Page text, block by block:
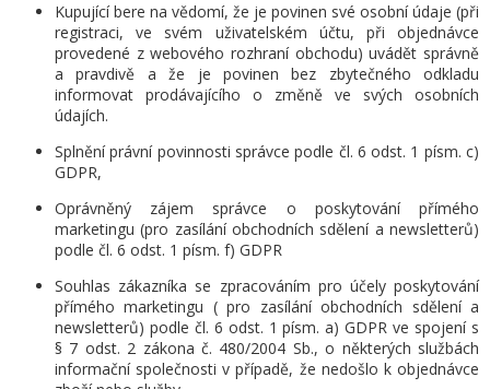
Kupující bere na vědomí, že je povinen své osobní údaje (při
registraci, ve svém uživatelském účtu, při objednávce
provedené z webového rozhraní obchodu) uvádět správně
a pravdivě a že je povinen bez zbytečného odkladu
informovat prodávajícího o změně ve svých osobních
údajích.
Splnění právní povinnosti správce podle čl. 6 odst. 1 písm. c)
GDPR,
Oprávněný zájem správce o poskytování přímého
marketingu (pro zasílání obchodních sdělení a newsletterů)
podle čl. 6 odst. 1 písm. f) GDPR
Souhlas zákazníka se zpracováním pro účely poskytování
přímého marketingu ( pro zasílání obchodních sdělení a
newsletterů) podle čl. 6 odst. 1 písm. a) GDPR ve spojení s
§ 7 odst. 2 zákona č. 480/2004 Sb.,o některých službách
informační společnosti v případě, že nedošlo k objednávce